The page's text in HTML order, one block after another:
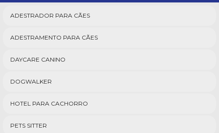
ADESTRADOR PARA CÃES
ADESTRAMENTO PARA CÃES
DAYCARE CANINO
DOGWALKER
HOTEL PARA CACHORRO
PETS SITTER